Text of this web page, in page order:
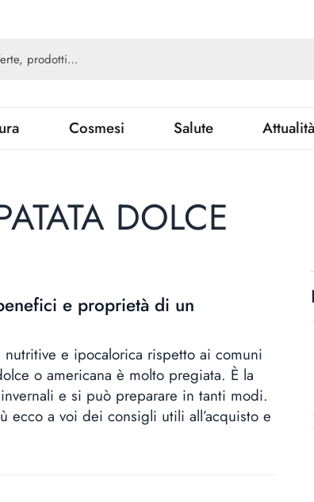
Cosmesi Salute Attualità
DOLCE
e proprietà di un
nutritive e ipocalorica rispetto ai comuni
o americana è molto pregiata. È la
e si può preparare in tanti modi.
ecco a voi dei consigli utili all’acquisto e